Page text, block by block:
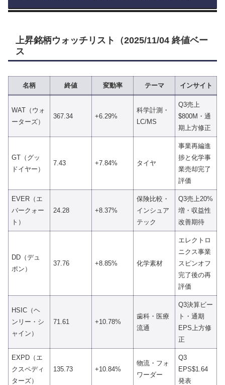
上昇銘柄ウォッチリスト（2025/11/04 終値ベー
ス
名柄 終値 変動率 テーマ インサイト
WAT（ウォ
ーターズ）
367.34 +6.29%
科学計測・
LC/MS
Q3売上
$800M・通
期上方修正
GT（グッ
ドイヤー）
7.43 +7.84% タイヤ
事業再編進
捗と化学事
業売却完了
評価
EVER（エ
バークォー
ト）
24.28 +8.37%
保険比較・
インシュア
テック
Q3売上20%
増・収益性
改善期待
DD（デュ
ポン）
37.76 +8.85% 化学素材
エレクトロ
ニクス事業
スピンオフ
完了後の再
評価
HSIC（ヘ
ンリー・シ
ャイン）
71.61 +10.78%
歯科・医療
流通
Q3決算ビー
ト・通期
EPS上方修
正
EXPD（エ
クスペディ
ターズ）
135.73 +10.84%
物流・フォ
ワーダー
Q3
EPS$1.64
発表